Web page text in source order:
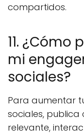
compartidos.
11.
mi
sociales?
Para aumentar
sociales,
relevante,